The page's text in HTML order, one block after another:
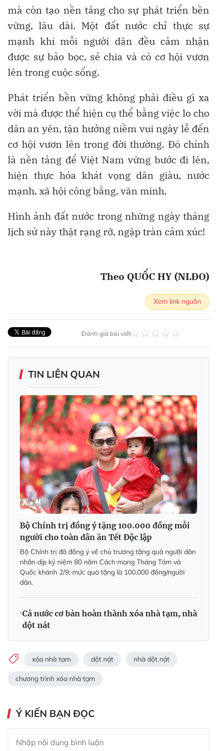
mà còn tạo nền tảng cho sự phát triển bền
vững, lâu dài. Một đất nước chỉ thực sự
mạnh khi mỗi người dân đều cảm nhận
được sự bảo bọc, sẻ chia và có cơ hội vươn
lên trong cuộc sống.
Phát triển bền vững không phải điều gì xa
vời mà được thể hiện cụ thể bằng việc lo cho
dân an yên, tận hưởng niềm vui ngày lễ đến
cơ hội vươn lên trong đời thường. Đó chính
là nền tảng để Việt Nam vững bước đi lên,
hiện thực hóa khát vọng dân giàu, nước
mạnh, xã hội công bằng, văn minh.
Hình ảnh đất nước trong những ngày tháng
lịch sử này thật rạng rỡ, ngập tràn cảm xúc!
Theo QUỐC HY (NLĐO)
Xem link nguồn
Đánh giá bài viết
TIN LIÊN QUAN
Bộ Chính trị đồng ý tặng 100.000 đồng mỗi
người cho toàn dân ăn Tết Độc lập
Bộ Chính trị đã đồng ý về chủ trương tặng quà người dân
nhân dịp kỷ niệm 80 năm Cách mạng Tháng Tám và
Quốc khánh 2/9; mức quà tặng là 100.000 đồng/người
dân.
Cả nước cơ bản hoàn thành xóa nhà tạm, nhà
dột nát
xóa nhà tạm dột nát nhà dột nát
chương trình xóa nhà tạm
Ý KIẾN BẠN ĐỌC